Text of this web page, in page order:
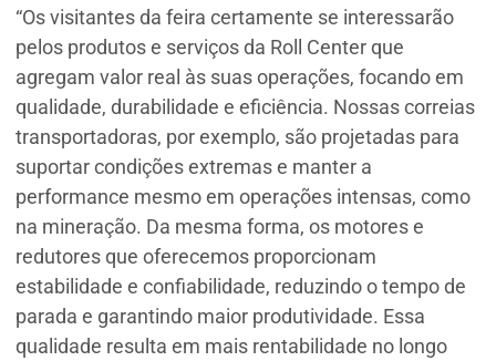
“Os visitantes da feira certamente se interessarão
pelos produtos e serviços da Roll Center que
agregam valor real às suas operações, focando em
qualidade, durabilidade e eficiência. Nossas correias
transportadoras, por exemplo, são projetadas para
suportar condições extremas e manter a
performance mesmo em operações intensas, como
na mineração. Da mesma forma, os motores e
redutores que oferecemos proporcionam
estabilidade e confiabilidade, reduzindo o tempo de
parada e garantindo maior produtividade. Essa
qualidade resulta em mais rentabilidade no longo